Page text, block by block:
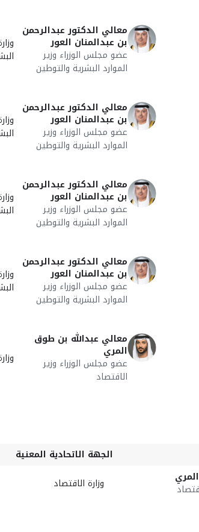
معالي الدكتور عبدالرحمن
بن عبدالمنان العور
عضو مجلس الوزراء وزير
الموارد البشرية والتوطين
معالي الدكتور عبدالرحمن
بن عبدالمنان العور
عضو مجلس الوزراء وزير
الموارد البشرية والتوطين
معالي الدكتور عبدالرحمن
بن عبدالمنان العور
عضو مجلس الوزراء وزير
الموارد البشرية والتوطين
معالي الدكتور عبدالرحمن
بن عبدالمنان العور
عضو مجلس الوزراء وزير
الموارد البشرية والتوطين
معالي عبدالله بن طوق
المري
عضو مجلس الوزراء وزير
الاقتصاد
الجهة الاتحادية المعنية
وزارة الاقتصاد